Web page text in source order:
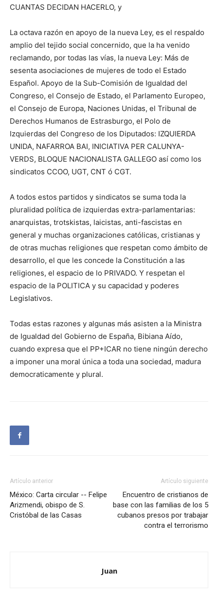
CUANTAS DECIDAN HACERLO, y
La octava razón en apoyo de la nueva Ley, es el respaldo
amplio del tejido social concernido, que la ha venido
reclamando, por todas las vías, la nueva Ley: Más de
sesenta asociaciones de mujeres de todo el Estado
Español. Apoyo de la Sub-Comisión de Igualdad del
Congreso, el Consejo de Estado, el Parlamento Europeo,
el Consejo de Europa, Naciones Unidas, el Tribunal de
Derechos Humanos de Estrasburgo, el Polo de
Izquierdas del Congreso de los Diputados: IZQUIERDA
UNIDA, NAFARROA BAI, INICIATIVA PER CALUNYA-
VERDS, BLOQUE NACIONALISTA GALLEGO así como los
sindicatos CCOO, UGT, CNT ó CGT.
A todos estos partidos y sindicatos se suma toda la
pluralidad política de izquierdas extra-parlamentarias:
anarquistas, trotskistas, laicistas, anti-fascistas en
general y muchas organizaciones católicas, cristianas y
de otras muchas religiones que respetan como ámbito de
desarrollo, el que les concede la Constitución a las
religiones, el espacio de lo PRIVADO. Y respetan el
espacio de la POLITICA y su capacidad y poderes
Legislativos.
Todas estas razones y algunas más asisten a la Ministra
de Igualdad del Gobierno de España, Bibiana Aído,
cuando expresa que el PP+ICAR no tiene ningún derecho
a imponer una moral única a toda una sociedad, madura
democraticamente y plural.
Artículo anterior
México: Carta circular -- Felipe
Arizmendi, obispo de S.
Cristóbal de las Casas
Artículo siguiente
Encuentro de cristianos de
base con las familias de los 5
cubanos presos por trabajar
contra el terrorismo
Juan